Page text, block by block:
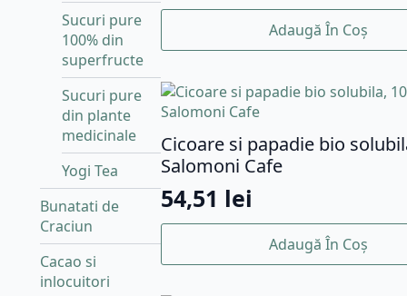
Sucuri pure
100% din
superfructe
Sucuri pure
din plante
medicinale
Yogi Tea
Bunatati de
Craciun
Cacao si
inlocuitori
Adaugă În Coș
Cicoare si papadie bio
Salomoni Cafe
54,51 lei
Adaugă În Coș